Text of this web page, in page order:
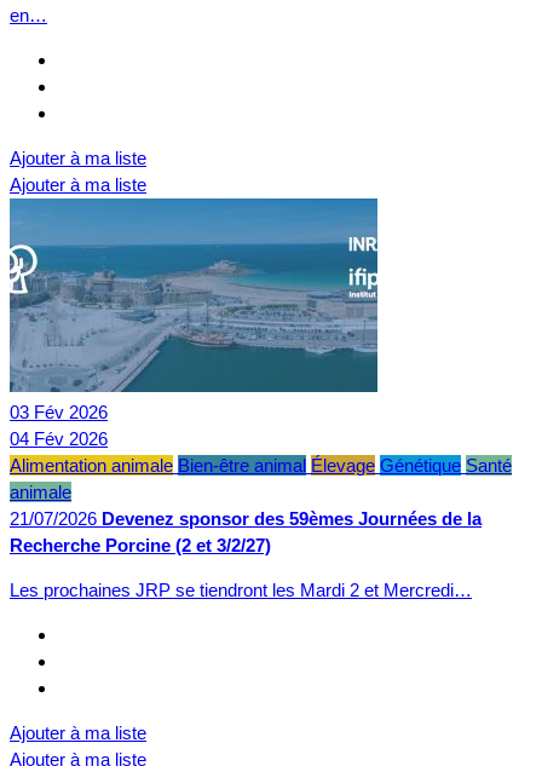
en…
Ajouter à ma liste
Ajouter à ma liste
03 Fév 2026
04 Fév 2026
Alimentation animale Bien-être animal Élevage Génétique Santé
animale
21/07/2026 Devenez sponsor des 59èmes Journées de la
Recherche Porcine (2 et 3/2/27)
Les prochaines JRP se tiendront les Mardi 2 et Mercredi…
Ajouter à ma liste
Ajouter à ma liste